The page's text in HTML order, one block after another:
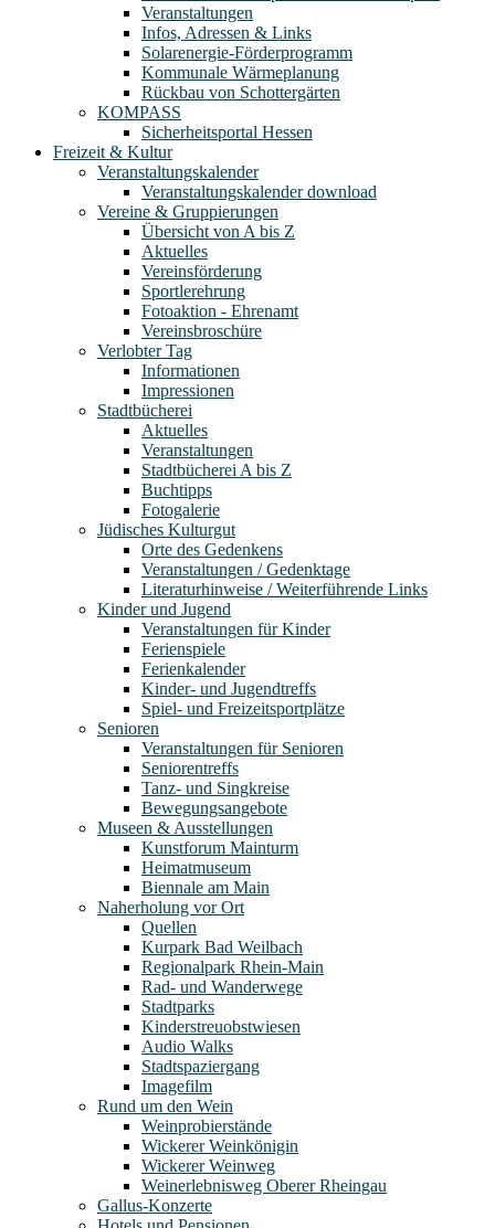
Veranstaltungen
Infos, Adressen & Links
Solarenergie-Förderprogramm
Kommunale Wärmeplanung
Rückbau von Schottergärten
KOMPASS
Sicherheitsportal Hessen
Freizeit & Kultur
Veranstaltungskalender
Veranstaltungskalender download
Vereine & Gruppierungen
Übersicht von A bis Z
Aktuelles
Vereinsförderung
Sportlerehrung
Fotoaktion - Ehrenamt
Vereinsbroschüre
Verlobter Tag
Informationen
Impressionen
Stadtbücherei
Aktuelles
Veranstaltungen
Stadtbücherei A bis Z
Buchtipps
Fotogalerie
Jüdisches Kulturgut
Orte des Gedenkens
Veranstaltungen / Gedenktage
Literaturhinweise / Weiterführende Links
Kinder und Jugend
Veranstaltungen für Kinder
Ferienspiele
Ferienkalender
Kinder- und Jugendtreffs
Spiel- und Freizeitsportplätze
Senioren
Veranstaltungen für Senioren
Seniorentreffs
Tanz- und Singkreise
Bewegungsangebote
Museen & Ausstellungen
Kunstforum Mainturm
Heimatmuseum
Biennale am Main
Naherholung vor Ort
Quellen
Kurpark Bad Weilbach
Regionalpark Rhein-Main
Rad- und Wanderwege
Stadtparks
Kinderstreuobstwiesen
Audio Walks
Stadtspaziergang
Imagefilm
Rund um den Wein
Weinprobierstände
Wickerer Weinkönigin
Wickerer Weinweg
Weinerlebnisweg Oberer Rheingau
Gallus-Konzerte